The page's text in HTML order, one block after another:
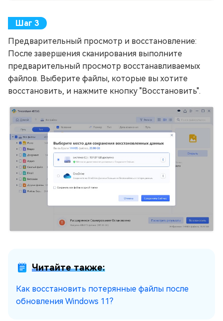
Предварительный просмотр и восстановление:
После завершения сканирования выполните
предварительный просмотр восстанавливаемых
файлов. Выберите файлы, которые вы хотите
восстановить, и нажмите кнопку "Восстановить".
Читайте также:
Как восстановить потерянные файлы после
обновления Windows 11?